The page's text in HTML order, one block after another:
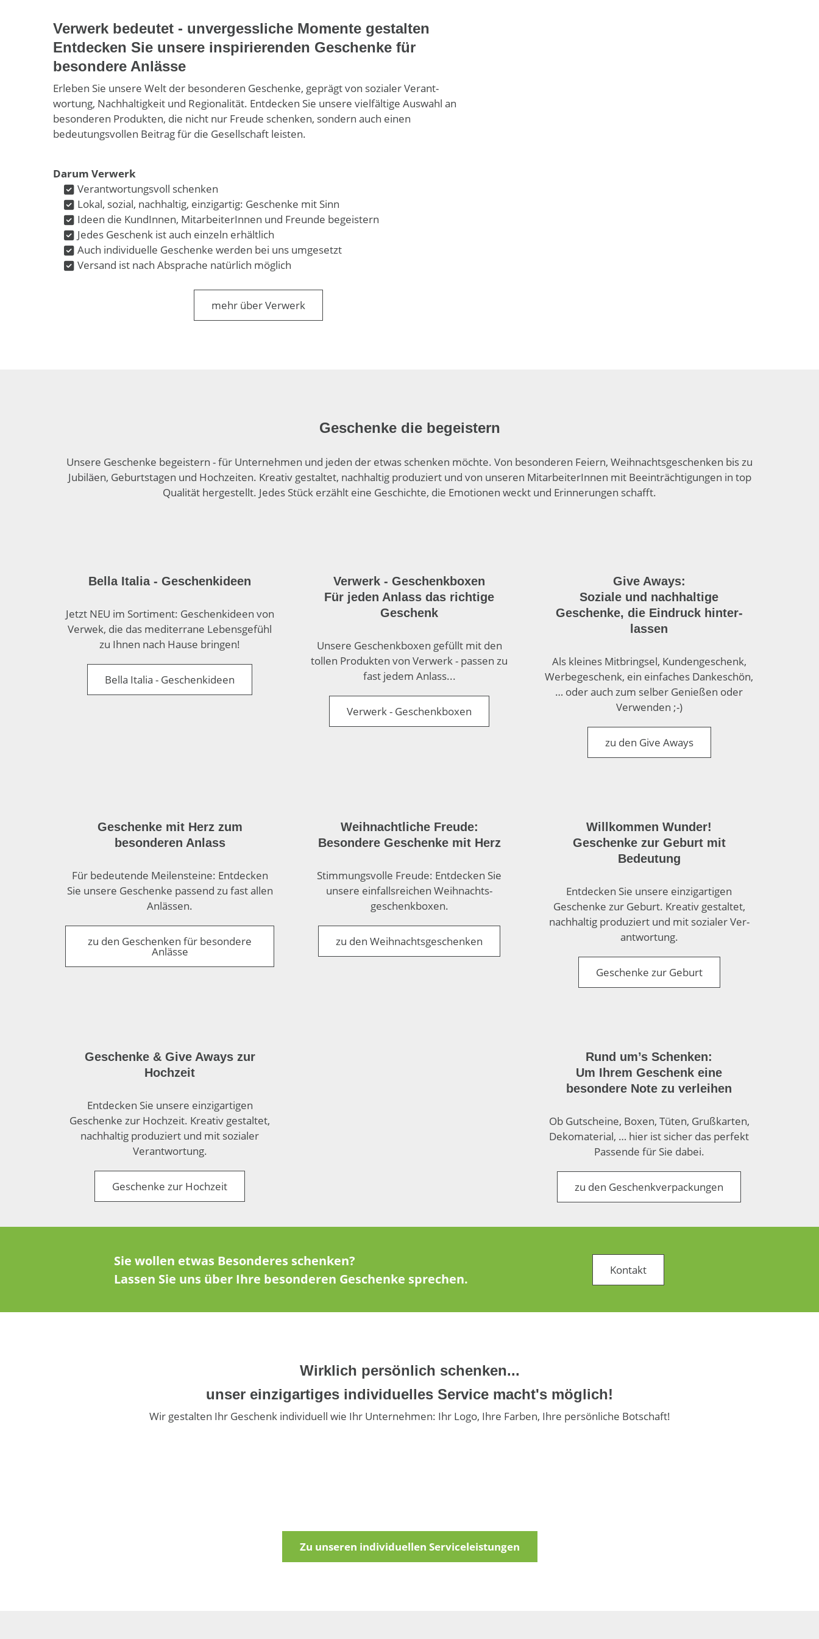
Verwerk bedeutet - unver­gessliche Momente gestalten
Entdecken Sie unsere inspirierenden Geschenke für
besondere Anlässe
Erleben Sie unsere Welt der besonderen Geschenke, geprägt von sozialer Ver­ant­
wortung, Nach­haltig­keit und Regionalität. Entdecken Sie unsere viel­fältige Auswahl an
besonderen Produkten, die nicht nur Freude schenken, sondern auch einen
bedeutungs­vollen Beitrag für die Gesell­schaft leisten.
Darum Verwerk
Verant­wortungs­voll schenken
Lokal, sozial, nach­haltig, einzig­artig: Geschenke mit Sinn
Ideen die KundInnen, MitarbeiterInnen und Freunde begeistern
Jedes Geschenk ist auch einzeln erhältlich
Auch individuelle Geschenke werden bei uns umge­setzt
Versand ist nach Absprache natürlich möglich
mehr über Verwerk
Geschenke die begeistern
Unsere Geschenke begeistern - für Unter­nehmen und jeden der etwas schenken möchte. Von besonderen Feiern, Weihnachts­geschenken bis zu
Jubiläen, Geburts­tagen und Hoch­zeiten. Kreativ gestaltet, nach­haltig produziert und von unseren Mit­arbeiterInnen mit Beein­trächtigungen in top
Qualität herge­stellt. Jedes Stück erzählt eine Geschichte, die Emotionen weckt und Erinnerungen schafft.
Bella Italia - Geschenkideen
Jetzt NEU im Sortiment: Geschenkideen von
Verwek, die das mediterrane Lebensgefühl
zu Ihnen nach Hause bringen!
Bella Italia - Geschenkideen
Verwerk - Geschenkboxen
Für jeden Anlass das richtige
Geschenk
Unsere Geschenkboxen gefüllt mit den
tollen Produkten von Verwerk - passen zu
fast jedem Anlass...
Verwerk - Geschenkboxen
Give Aways:
Soziale und nach­haltige
Geschenke, die Ein­druck hinter­
lassen
Als kleines Mit­bringsel, Kunden­geschenk,
Werbe­geschenk, ein einfaches Danke­schön,
… oder auch zum selber Genießen oder
Verwenden ;-)
zu den Give Aways
Geschenke mit Herz zum
besonderen Anlass
Für bedeutende Meilen­steine: Entdecken
Sie unsere Geschenke passend zu fast allen
Anlässen.
zu den Geschenken für besondere
Anlässe
Weihnachtliche Freude:
Besondere Geschenke mit Herz
Stimmungs­volle Freude: Entdecken Sie
unsere einfalls­reichen Weih­nachts­
geschenk­boxen.
zu den Weihnachtsgeschenken
Willkommen Wunder!
Geschenke zur Geburt mit
Bedeutung
Entdecken Sie unsere einzig­artigen
Geschenke zur Geburt. Kreativ gestaltet,
nach­haltig produziert und mit sozialer Ver­
antwortung.
Geschenke zur Geburt
Geschenke & Give Aways zur
Hochzeit
Entdecken Sie unsere einzigartigen
Geschenke zur Hochzeit. Kreativ gestaltet,
nachhaltig produziert und mit sozialer
Verantwortung.
Geschenke zur Hochzeit
Rund um’s Schenken:
Um Ihrem Geschenk eine
besondere Note zu verleihen
Ob Gutscheine, Boxen, Tüten, Grußkarten,
Dekomaterial, … hier ist sicher das perfekt
Passende für Sie dabei.
zu den Geschenkverpackungen
Sie wollen etwas Besonderes schenken?
Lassen Sie uns über Ihre besonderen Geschenke sprechen.
Kontakt
Wirklich persönlich schenken...
unser einzigartiges individuelles Service macht's möglich!
Wir gestalten Ihr Geschenk individuell wie Ihr Unternehmen: Ihr Logo, Ihre Farben, Ihre persönliche Botschaft!
Zu unseren individuellen Serviceleistungen